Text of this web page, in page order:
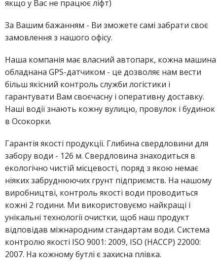
якщо у Вас не працює ліфт)
За Вашим бажанням - Ви зможете самі забрати своє
замовлення з нашого офісу.
Наша компанія має власний автопарк, кожна машина
обладнана GPS-датчиком - це дозволяє нам вести
більш якісний контроль служби логістики і
гарантувати Вам своєчасну і оперативну доставку.
Наші водії знають кожну вулицю, провулок і будинок
в Осокорки.
Гарантія якості продукції. Глибина свердловини для
забору води - 126 м. Свердловина знаходиться в
екологічно чистій місцевості, поряд з якою немає
ніяких забруднюючих грунт підприємств. На нашому
виробництві, контроль якості води проводиться
кожні 2 години. Ми використовуємо найкращі і
унікальні технології очистки, щоб наш продукт
відповідав міжнародним стандартам води. Система
контролю якості ISO 9001: 2009, ISO (HACCP) 22000:
2007. На кожному бутлі є захисна плівка.